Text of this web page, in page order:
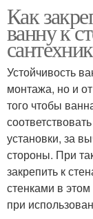
Как
ванну к
Устойчивость
монтажа, но и
того чтобы
установки, за
стороны. При
закрепить к
стенками в
при